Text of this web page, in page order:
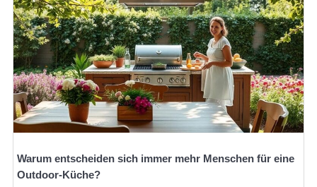
Warum entscheiden sich immer mehr Menschen für eine
Outdoor-Küche?